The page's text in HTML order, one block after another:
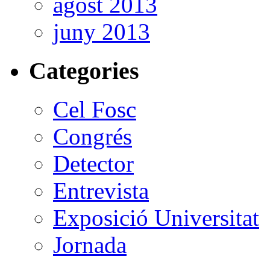
juny 2013
Categories
Cel Fosc
Congrés
Detector
Entrevista
Exposició Universitat
Jornada